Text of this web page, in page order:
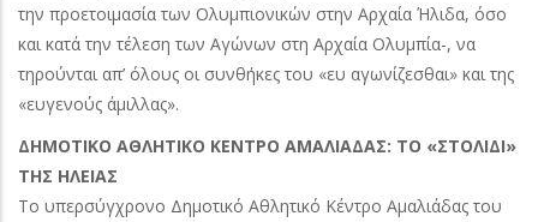
την προετοιμασία των Ολυμπιονικών στην Αρχαία Ήλιδα, όσο
και κατά την τέλεση των Αγώνων στη Αρχαία Ολυμπία-, να
τηρούνται απ’ όλους οι συνθήκες του «ευ αγωνίζεσθαι» και της
«ευγενούς άμιλλας».
ΔΗΜΟΤΙΚΟ ΑΘΛΗΤΙΚΟ ΚΕΝΤΡΟ ΑΜΑΛΙΑΔΑΣ: ΤΟ «ΣΤΟΛΙΔΙ»
ΤΗΣ ΗΛΕΙΑΣ
Το υπερσύγχρονο Δημοτικό Αθλητικό Κέντρο Αμαλιάδας του